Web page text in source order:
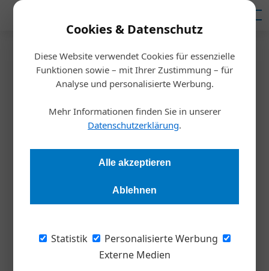
Cookies & Datenschutz
Diese Website verwendet Cookies für essenzielle
Funktionen sowie – mit Ihrer Zustimmung – für
Analyse und personalisierte Werbung.
Mehr Informationen finden Sie in unserer
Datenschutzerklärung.
Alle akzeptieren
Ablehnen
Statistik
Personalisierte Werbung
Externe Medien
Startseite/Weltmarktführer
Logistik
Das bringt das Logistik-Jahr für
KMU
Globale Umbrüche, technologische Sprünge und neue
mittlere Unternehmen in Österreich bedeutet das: anpassen,
investieren, weiterbilden und aktiv Chancen nutzen.